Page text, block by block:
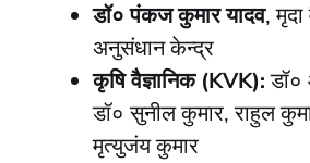
डॉ० पंकज कुमार यादव, मृदा
अनुसंधान केन्द्र
कृषि वैज्ञानिक (KVK):डॉ०
डॉ० सुनील कुमार, राहुल
मृत्युजंय कुमार